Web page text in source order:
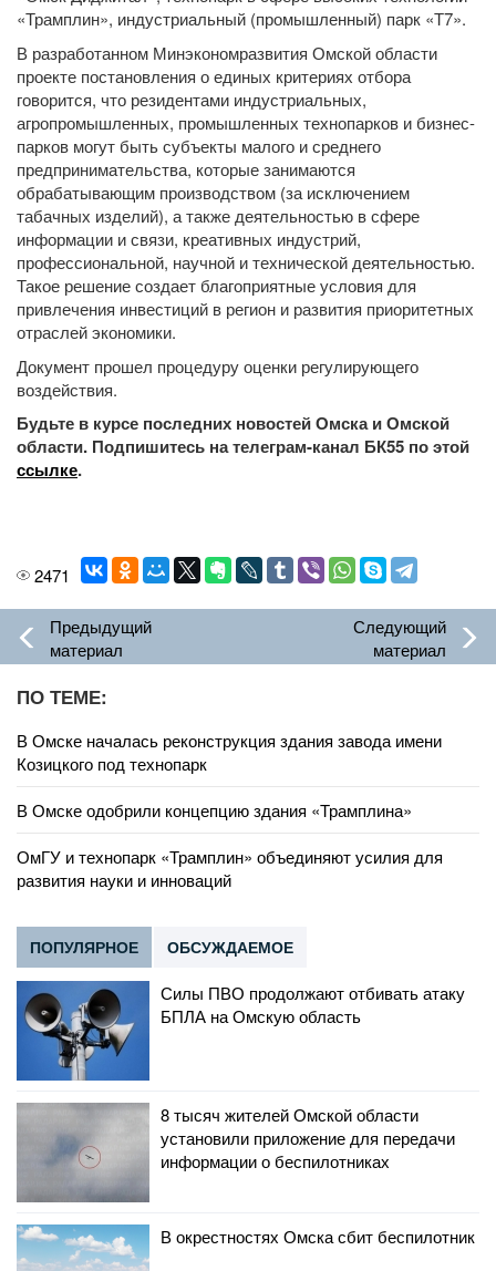
«Трамплин», индустриальный (промышленный) парк «Т7».
В разработанном Минэкономразвития Омской области
проекте постановления о единых критериях отбора
говорится, что резидентами индустриальных,
агропромышленных, промышленных технопарков и бизнес-
парков могут быть субъекты малого и среднего
предпринимательства, которые занимаются
обрабатывающим производством (за исключением
табачных изделий), а также деятельностью в сфере
информации и связи, креативных индустрий,
профессиональной, научной и технической деятельностью.
Такое решение создает благоприятные условия для
привлечения инвестиций в регион и развития приоритетных
отраслей экономики.
Документ прошел процедуру оценки регулирующего
воздействия.
Будьте в курсе последних новостей Омска и Омской
области. Подпишитесь на телеграм-канал БК55 по этой
ссылке.
2471
Предыдущий
материал
Следующий
материал
ПО ТЕМЕ:
В Омске началась реконструкция здания завода имени
Козицкого под технопарк
В Омске одобрили концепцию здания «Трамплина»
ОмГУ и технопарк «Трамплин» объединяют усилия для
развития науки и инноваций
ПОПУЛЯРНОЕ ОБСУЖДАЕМОЕ
Силы ПВО продолжают отбивать атаку
БПЛА на Омскую область
8 тысяч жителей Омской области
установили приложение для передачи
информации о беспилотниках
В окрестностях Омска сбит беспилотник